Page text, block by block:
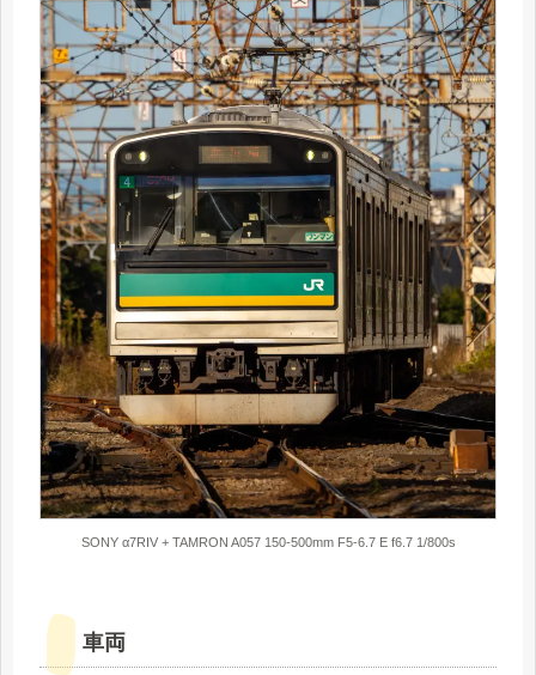
SONY α7RIV + TAMRON A057 150-500mm F5-6.7 E f6.7 1/800s
車両